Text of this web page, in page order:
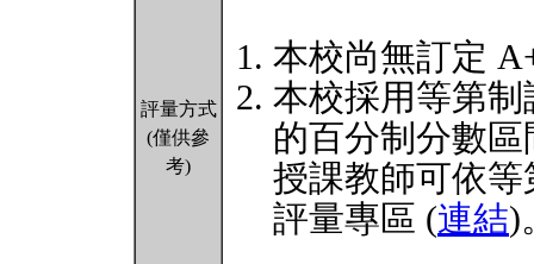
評量方式
(僅供參
考)
本校尚無訂定
本校採用等第
的百分制分數
授課教師可依
評量專區 (連結)